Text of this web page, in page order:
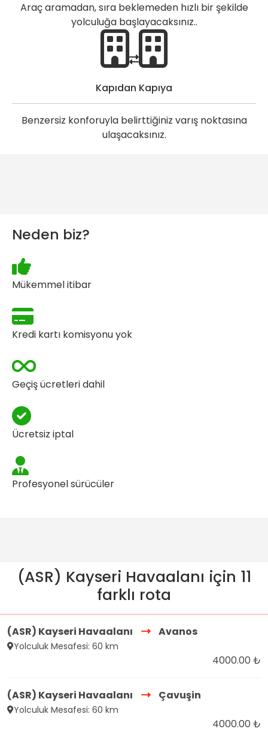
Araç aramadan, sıra beklemeden hızlı bir şekilde
yolculuğa başlayacaksınız..
Kapıdan Kapıya
Benzersiz konforuyla belirttiğiniz varış noktasına
ulaşacaksınız.
Neden biz?
Mükemmel itibar
Kredi kartı komisyonu yok
Geçiş ücretleri dahil
Ücretsiz iptal
Profesyonel sürücüler
(ASR) Kayseri Havaalanı için 11
farklı rota
(ASR) Kayseri Havaalanı Avanos
Yolculuk Mesafesi: 60 km
4000.00 ₺
(ASR) Kayseri Havaalanı Çavuşin
Yolculuk Mesafesi: 60 km
4000.00 ₺